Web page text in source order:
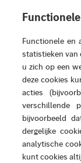
Functionele en
statistieken van
u zich op een
deze cookies
acties
verschillende
bijvoorbeeld
dergelijke
analytische
kunt cookies